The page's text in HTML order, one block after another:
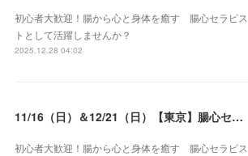
初心者大歓迎！腸から心と身体を癒す 腸心セラピス
トとして活躍しませんか？
2025.12.28 04:02
11/16（日）＆12/21（日）【東京】腸心セラピスト養成コース《２日間コース》開講決定
初心者大歓迎！腸から心と身体を癒す 腸心セラピス